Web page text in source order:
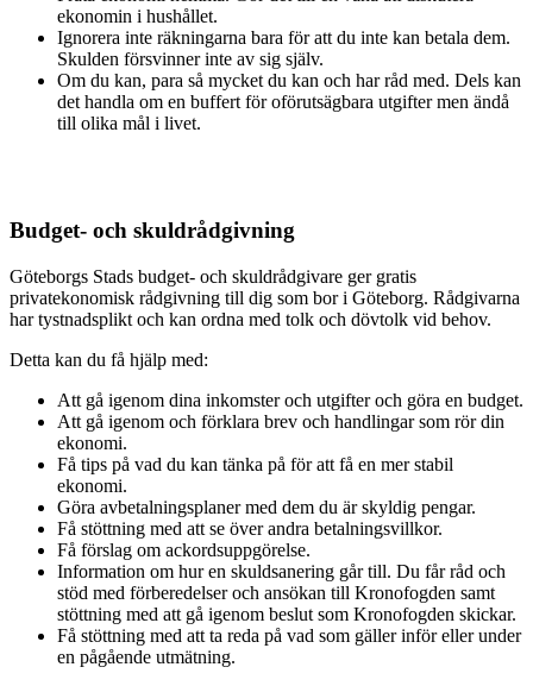
ekonomin i hushållet.
Ignorera inte räkningarna bara för att du inte kan betala dem.
Skulden försvinner inte av sig själv.
Om du kan, para så mycket du kan och har råd med. Dels kan
det handla om en buffert för oförutsägbara utgifter men ändå
till olika mål i livet.
Budget- och skuldrådgivning
Göteborgs Stads budget- och skuldrådgivare ger gratis
privatekonomisk rådgivning till dig som bor i Göteborg. Rådgivarna
har tystnadsplikt och kan ordna med tolk och dövtolk vid behov.
Detta kan du få hjälp med:
Att gå igenom dina inkomster och utgifter och göra en budget.
Att gå igenom och förklara brev och handlingar som rör din
ekonomi.
Få tips på vad du kan tänka på för att få en mer stabil
ekonomi.
Göra avbetalningsplaner med dem du är skyldig pengar.
Få stöttning med att se över andra betalningsvillkor.
Få förslag om ackordsuppgörelse.
Information om hur en skuldsanering går till. Du får råd och
stöd med förberedelser och ansökan till Kronofogden samt
stöttning med att gå igenom beslut som Kronofogden skickar.
Få stöttning med att ta reda på vad som gäller inför eller under
en pågående utmätning.